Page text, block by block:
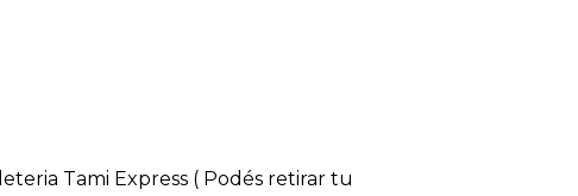
Tami Express ( Podés retirar tu